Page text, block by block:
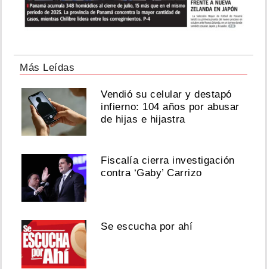
Más Leídas
Vendió su celular y destapó
infierno: 104 años por abusar
de hijas e hijastra
Fiscalía cierra investigación
contra ‘Gaby’ Carrizo
Se escucha por ahí